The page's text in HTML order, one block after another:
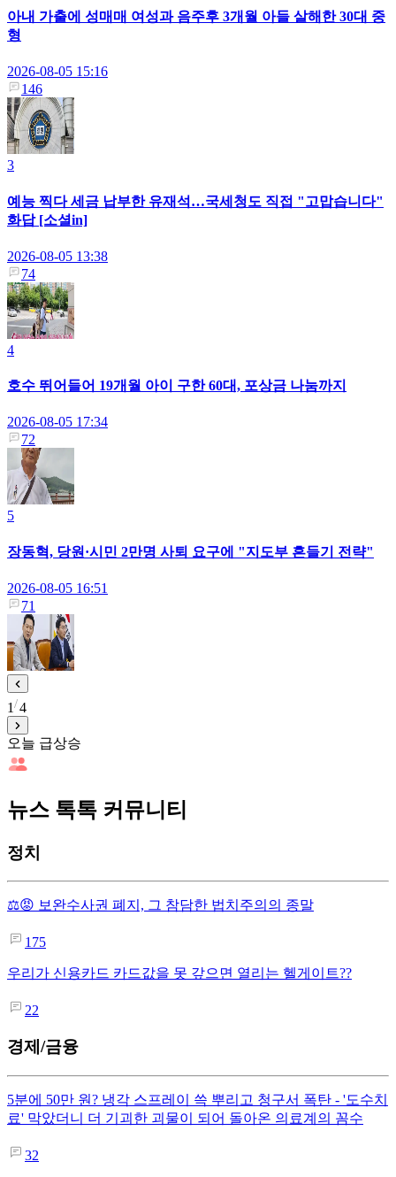
아내 가출에 성매매 여성과 음주후 3개월 아들 살해한 30대 중
형
2026-08-05 15:16
146
3
예능 찍다 세금 납부한 유재석…국세청도 직접 "고맙습니다"
화답 [소셜in]
2026-08-05 13:38
74
4
호수 뛰어들어 19개월 아이 구한 60대, 포상금 나눔까지
2026-08-05 17:34
72
5
장동혁, 당원·시민 2만명 사퇴 요구에 "지도부 흔들기 전략"
2026-08-05 16:51
71
1 4
오늘 급상승
뉴스 톡톡 커뮤니티
정치
⚖️😡 보완수사권 폐지, 그 참담한 법치주의의 종말
175
우리가 신용카드 카드값을 못 갚으면 열리는 헬게이트??
22
경제/금융
5분에 50만 원? 냉각 스프레이 쓱 뿌리고 청구서 폭탄 - '도수치
료' 막았더니 더 기괴한 괴물이 되어 돌아온 의료계의 꼼수
32